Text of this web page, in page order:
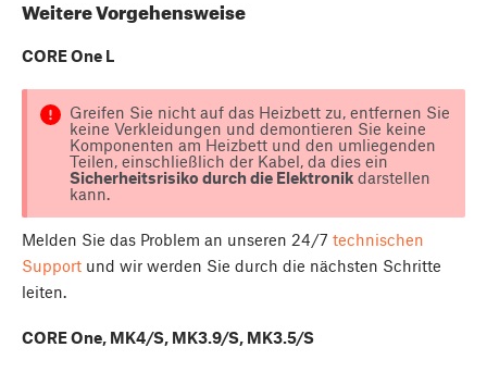
Weitere Vorgehensweise
CORE One L
Greifen Sie nicht auf das Heizbett zu, entfernen Sie
keine Verkleidungen und demontieren Sie keine
Komponenten am Heizbett und den umliegenden
Teilen, einschließlich der Kabel, da dies ein
Sicherheitsrisiko durch die Elektronikdarstellen
kann.
Melden Sie das Problem an unseren 24/7 technischen
Support und wir werden Sie durch die nächsten Schritte
leiten.
CORE One, MK4/S, MK3.9/S, MK3.5/S